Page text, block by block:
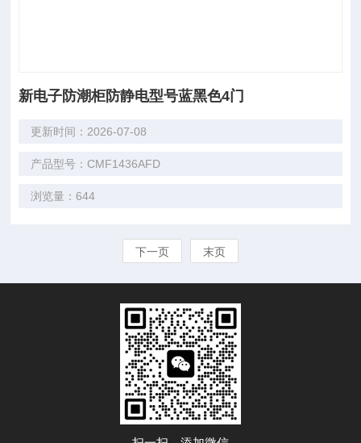
新电子防潮柜防静电型号蓝黑色4门
更新时间：2026-07-08
产品型号：CMF1436AFD
浏览量：644
下一页 末页